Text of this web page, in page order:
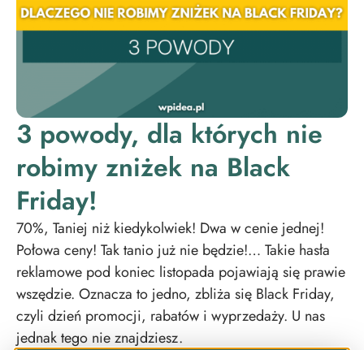
3 powody, dla których nie
robimy zniżek na Black
Friday!
70%, Taniej niż kiedykolwiek! Dwa w cenie jednej!
Połowa ceny! Tak tanio już nie będzie!… Takie hasła
reklamowe pod koniec listopada pojawiają się prawie
wszędzie. Oznacza to jedno, zbliża się Black Friday,
czyli dzień promocji, rabatów i wyprzedaży. U nas
jednak tego nie znajdziesz.